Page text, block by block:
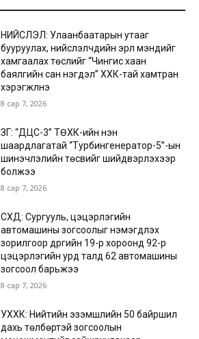
НИЙСЛЭЛ: Улаанбаатарын утааг
бууруулах, нийслэлчүүдийн эрүүл мэндийг
хамгаалах төслийг “Чингис хаан
баялгийн сан нэгдэл” ХХК-тай хамтран
хэрэгжүүлнэ
8 сар 7, 2026
ЗГ: “ДЦС-3” ТӨХК-ийн нэн
шаардлагатай “Турбингенератор-5”-ын
шинэчлэлийн төсвийг шийдвэрлэхээр
болжээ
8 сар 7, 2026
СХД: Сургууль, цэцэрлэгийн
автомашины зогсоолыг нэмэгдүүлэх
зорилгоор дүүргийн 19-р хороонд 92-р
цэцэрлэгийн урд талд 62 автомашины
зогсоол барьжээ
8 сар 7, 2026
УХХК: Нийтийн эзэмшлийн 50 байршил
дахь төлбөртэй зогсоолын